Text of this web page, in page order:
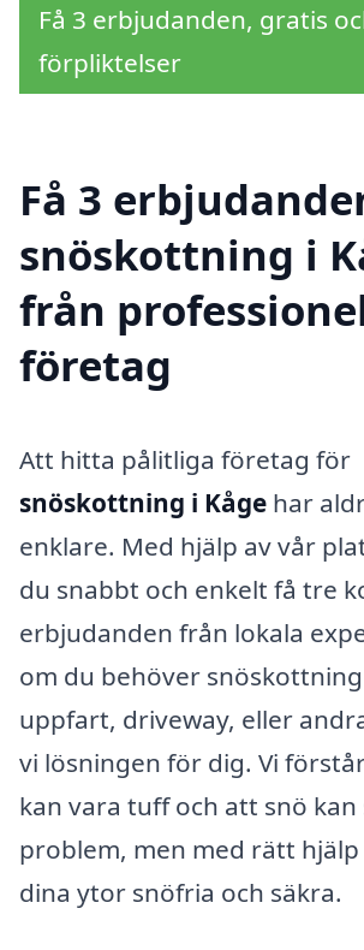
Få 3 erbjudanden, gratis
förpliktelser
Få 3
snöskottning i
från
företag
Att hitta pålitliga företag för
snöskottning i Kåge har
enklare. Med hjälp av vår
du snabbt och enkelt få tre
erbjudanden från lokala
om du behöver
uppfart, driveway, eller
vi lösningen för dig. Vi
kan vara tuff och att snö kan
problem, men med rätt hjälp
dina ytor snöfria och säkra.